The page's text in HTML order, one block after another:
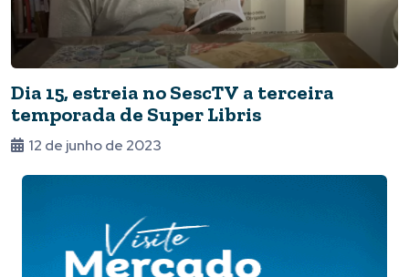
Dia 15, estreia no SescTV a terceira
temporada de Super Libris
12 de junho de 2023